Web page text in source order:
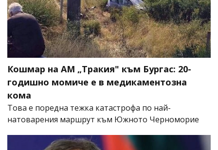
Кошмар на АМ „Тракия" към Бургас: 20-
годишно момиче е в медикаментозна
кома
Това е поредна тежка катастрофа по най-
натоварения маршрут към Южното Черноморие